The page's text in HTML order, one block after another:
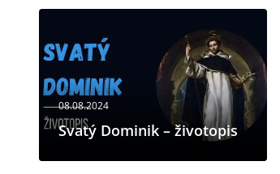
08.08.2024
Svatý Dominik – životopis